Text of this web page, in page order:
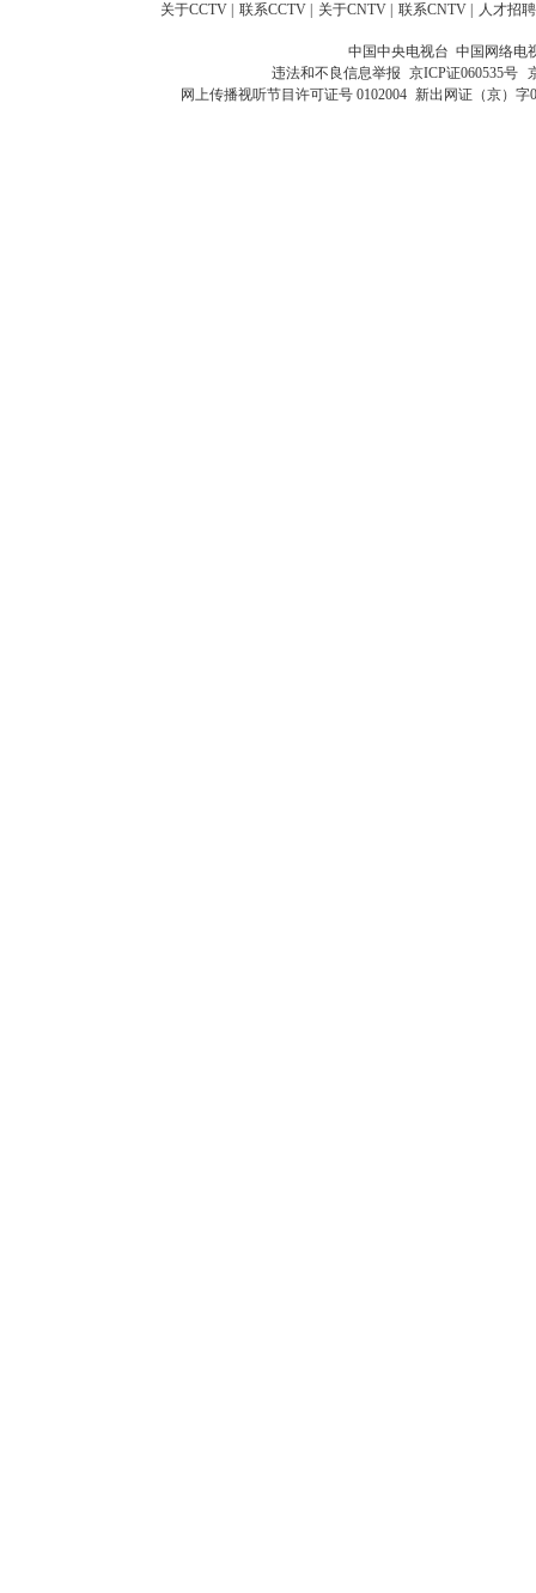
关于CCTV 联系CCTV 关于CNTV 联系CNTV 人才招聘
中国中央电视台 中国网络电
违法和不良信息举报 京ICP证060535号
网上传播视听节目许可证号 0102004 新出网证（京）